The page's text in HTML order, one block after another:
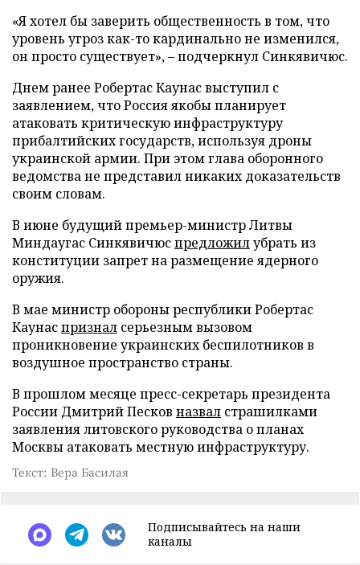
«Я хотел бы заверить общественность в том, что
уровень угроз как-то кардинально не изменился,
он просто существует», – подчеркнул Синкявичюс.
Днем ранее Робертас Каунас выступил с
заявлением, что Россия якобы планирует
атаковать критическую инфраструктуру
прибалтийских государств, используя дроны
украинской армии. При этом глава оборонного
ведомства не представил никаких доказательств
своим словам.
В июне будущий премьер-министр Литвы
Миндаугас Синкявичюспредложилубрать из
конституции запрет на размещение ядерного
оружия.
В мае министр обороны республики Робертас
Каунаспризнал серьезным вызовом
проникновение украинских беспилотников в
воздушное пространство страны.
В прошлом месяце пресс-секретарь президента
России Дмитрий Песков назвал страшилками
заявления литовского руководства о планах
Москвы атаковать местную инфраструктуру.
Текст: Вера Басилая
Подписывайтесь на наши
каналы